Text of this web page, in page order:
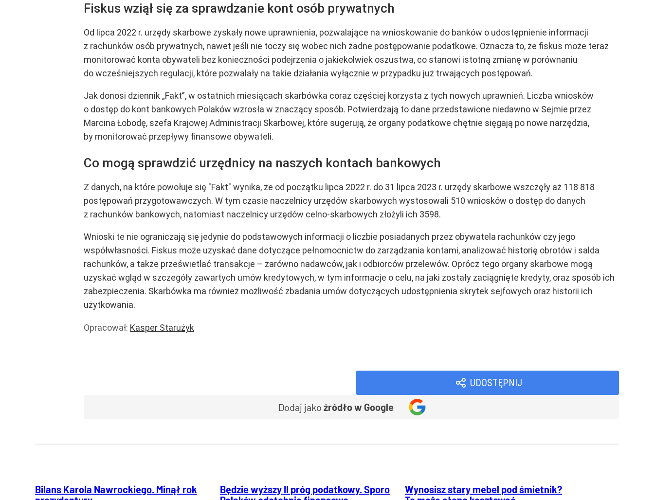
Fiskus wziął się za sprawdzanie kont osób prywatnych
Od lipca 2022 r. urzędy skarbowe zyskały nowe uprawnienia, pozwalające na wnioskowanie do banków o udostępnienie informacji
z rachunków osób prywatnych, nawet jeśli nie toczy się wobec nich żadne postępowanie podatkowe. Oznacza to, że fiskus może teraz
monitorować konta obywateli bez konieczności podejrzenia o jakiekolwiek oszustwa, co stanowi istotną zmianę w porównaniu
do wcześniejszych regulacji, które pozwalały na takie działania wyłącznie w przypadku już trwających postępowań.
Jak donosi dziennik „Fakt”, w ostatnich miesiącach skarbówka coraz częściej korzysta z tych nowych uprawnień. Liczba wniosków
o dostęp do kont bankowych Polaków wzrosła w znaczący sposób. Potwierdzają to dane przedstawione niedawno w Sejmie przez
Marcina Łobodę, szefa Krajowej Administracji Skarbowej, które sugerują, że organy podatkowe chętnie sięgają po nowe narzędzia,
by monitorować przepływy finansowe obywateli.
Co mogą sprawdzić urzędnicy na naszych kontach bankowych
Z danych, na które powołuje się "Fakt" wynika, że od początku lipca 2022 r. do 31 lipca 2023 r. urzędy skarbowe wszczęły aż 118 818
postępowań przygotowawczych. W tym czasie naczelnicy urzędów skarbowych wystosowali 510 wniosków o dostęp do danych
z rachunków bankowych, natomiast naczelnicy urzędów celno-skarbowych złożyli ich 3598.
Wnioski te nie ograniczają się jedynie do podstawowych informacji o liczbie posiadanych przez obywatela rachunków czy jego
współwłasności. Fiskus może uzyskać dane dotyczące pełnomocnictw do zarządzania kontami, analizować historię obrotów i salda
rachunków, a także prześwietlać transakcje – zarówno nadawców, jak i odbiorców przelewów. Oprócz tego organy skarbowe mogą
uzyskać wgląd w szczegóły zawartych umów kredytowych, w tym informacje o celu, na jaki zostały zaciągnięte kredyty, oraz sposób ich
zabezpieczenia. Skarbówka ma również możliwość zbadania umów dotyczących udostępnienia skrytek sejfowych oraz historii ich
użytkowania.
Opracował: Kasper Starużyk
UDOSTĘPNIJ
Dodaj jako źródło w Google
Bilans Karola Nawrockiego. Minął rok
Będzie wyższy II próg podatkowy. Sporo
Wynosisz stary mebel pod śmietnik?